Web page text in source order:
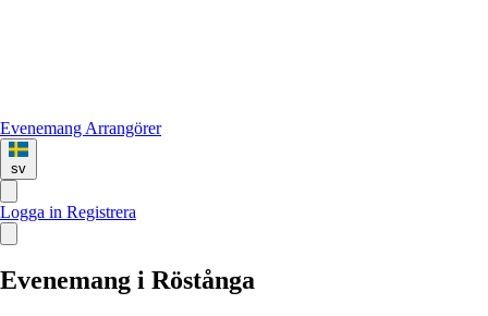
Evenemang Arrangörer
sv
Logga in Registrera
Evenemang i Röstånga